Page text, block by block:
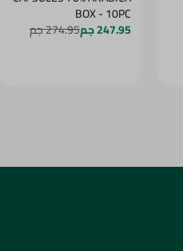
BOX - 10PC
247.95 جم 274.95 جم